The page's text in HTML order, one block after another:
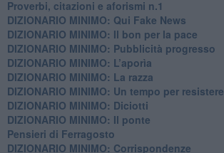
​Proverbi, citazioni e aforismi n.1
DIZIONARIO MINIMO: Qui Fake News
DIZIONARIO MINIMO: ​Il bon per la pace
DIZIONARIO MINIMO: Pubblicità progresso
DIZIONARIO MINIMO: L’aporìa
DIZIONARIO MINIMO: La razza
DIZIONARIO MINIMO: Un tempo per resistere
DIZIONARIO MINIMO: Diciotti
DIZIONARIO MINIMO: Il ponte
Pensieri di Ferragosto
DIZIONARIO MINIMO: Corrispondenze